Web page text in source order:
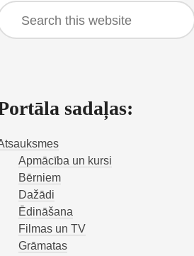
Search
website
sadaļas:
Apmācība un kursi
Bērniem
Dažādi
Ēdināšana
Filmas un TV
Grāmatas